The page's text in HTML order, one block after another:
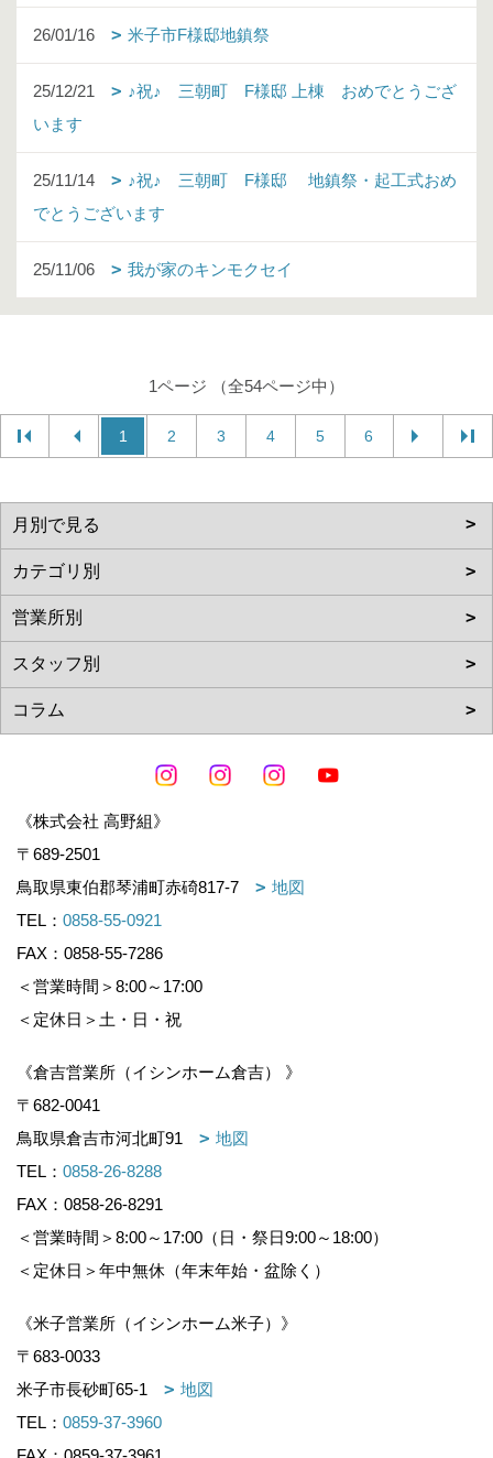
26/01/16 米子市F様邸地鎮祭
25/12/21
♪祝♪ 三朝町 F様邸 上棟 おめでとうござ
います
25/11/14
♪祝♪ 三朝町 F様邸 地鎮祭・起工式おめ
でとうございます
25/11/06 我が家のキンモクセイ
1ページ （全54ページ中）
1 2 3 4 5 6
《株式会社 高野組》
〒689-2501
鳥取県東伯郡琴浦町赤碕817-7
地図
TEL： 0858-55-0921
FAX：0858-55-7286
＜営業時間＞8:00～17:00
＜定休日＞土・日・祝
《倉吉営業所（イシンホーム倉吉） 》
〒682-0041
鳥取県倉吉市河北町91
地図
TEL： 0858-26-8288
FAX：0858-26-8291
＜営業時間＞8:00～17:00（日・祭日9:00～18:00）
＜定休日＞年中無休（年末年始・盆除く）
《米子営業所（イシンホーム米子）》
〒683-0033
米子市長砂町65-1
地図
TEL： 0859-37-3960